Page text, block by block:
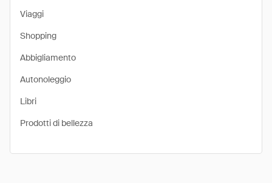
Viaggi
Shopping
Abbigliamento
Autonoleggio
Libri
Prodotti di bellezza